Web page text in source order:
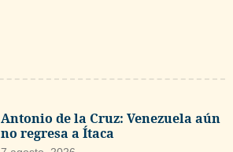
Antonio de la Cruz: Venezuela aún
no regresa a Ítaca